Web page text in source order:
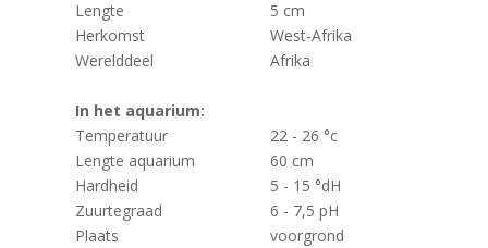
Lengte
5 cm
Herkomst
West-Afrika
Werelddeel
Afrika
In het aquarium:
Temperatuur
22 - 26 °c
Lengte aquarium
60 cm
Hardheid
5 - 15 °dH
Zuurtegraad
6 - 7,5 pH
Plaats
voorgrond